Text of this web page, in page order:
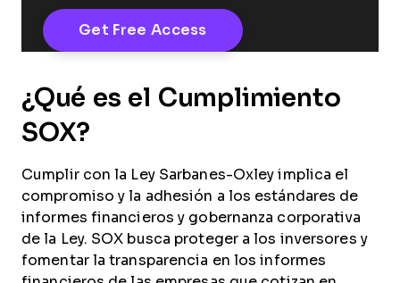
¿Qué es el Cumplimiento
SOX?
Cumplir con la Ley Sarbanes-Oxley implica el
compromiso y la adhesión a los estándares de
informes financieros y gobernanza corporativa
de la Ley. SOX busca proteger a los inversores y
fomentar la transparencia en los informes